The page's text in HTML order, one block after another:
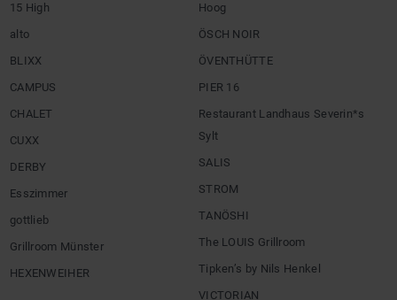
15 High
alto
BLIXX
CAMPUS
CHALET
CUXX
DERBY
Esszimmer
gottlieb
Grillroom Münster
HEXENWEIHER
Hoog
ÖSCH NOIR
ÖVENTHÜTTE
PIER 16
Restaurant Landhaus Severin*s
Sylt
SALIS
STROM
TANÖSHI
The LOUIS Grillroom
Tipken’s by Nils Henkel
VICTORIAN